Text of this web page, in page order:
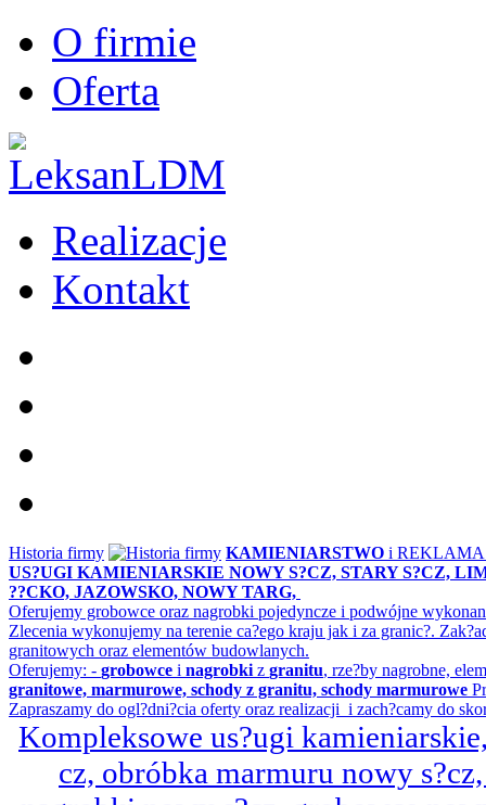
O firmie
Oferta
Realizacje
Kontakt
Historia firmy KAMIENIARSTWO i
US?UGI KAMIENIARSKIE NOWY S?CZ, STARY S?CZ,
??CKO, JAZOWSKO, NOWY TARG,
Oferujemy grobowce oraz nagrobki pojedyncze i podwójne
Zlecenia wykonujemy na terenie ca?ego kraju jak i za granic?.
granitowych oraz elementów budowlanych.
Oferujemy: - grobowce i nagrobki z granitu, rze?by nagrobne,
granitowe, marmurowe, schody z granitu, schody marmurowe
Zapraszamy do ogl?dni?cia oferty oraz realizacji i zach?camy do
Kompleksowe us?ugi
cz, obróbka marmuru nowy